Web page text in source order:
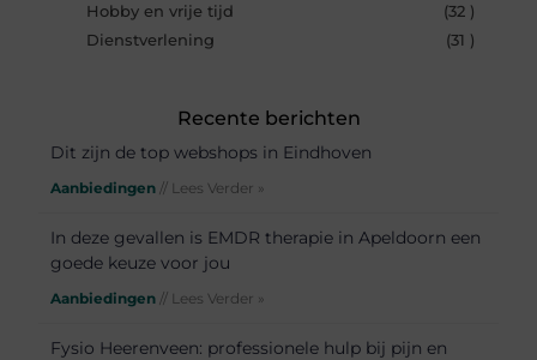
Hobby en vrije tijd
(32 )
Dienstverlening
(31 )
Recente berichten
Dit zijn de top webshops in Eindhoven
Aanbiedingen // Lees Verder »
In deze gevallen is EMDR therapie in Apeldoorn een
goede keuze voor jou
Aanbiedingen // Lees Verder »
Fysio Heerenveen: professionele hulp bij pijn en